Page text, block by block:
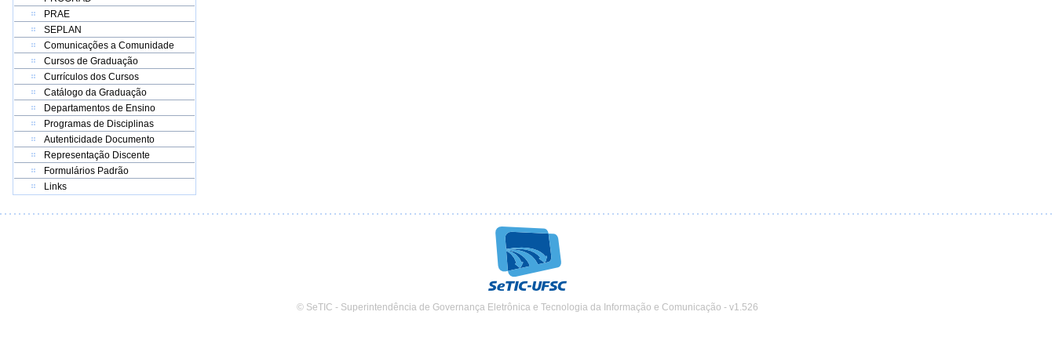
PRAE
SEPLAN
Comunicações a Comunidade
Cursos de Graduação
Currículos dos Cursos
Catálogo da Graduação
Departamentos de Ensino
Programas de Disciplinas
Autenticidade Documento
Representação Discente
Formulários Padrão
Links
© SeTIC - Superintendência de Governança Eletrônica e Tecnologia da Informação e Comunicação - v1.526